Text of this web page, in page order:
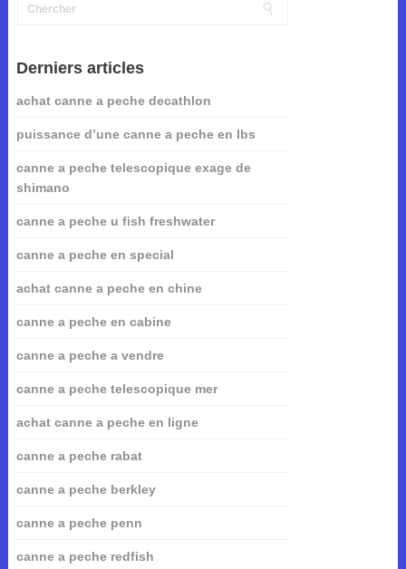
Derniers articles
achat canne a peche decathlon
puissance d’une canne a peche en lbs
canne a peche telescopique exage de
shimano
canne a peche u fish freshwater
canne a peche en special
achat canne a peche en chine
canne a peche en cabine
canne a peche a vendre
canne a peche telescopique mer
achat canne a peche en ligne
canne a peche rabat
canne a peche berkley
canne a peche penn
canne a peche redfish